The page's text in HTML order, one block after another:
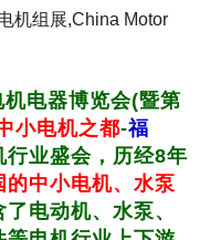
机组展,China Motor
机电器博览会(暨第
小电机之都-福
行业盛会，历经8年
的中小电机、 水泵
了电动机、 水泵、